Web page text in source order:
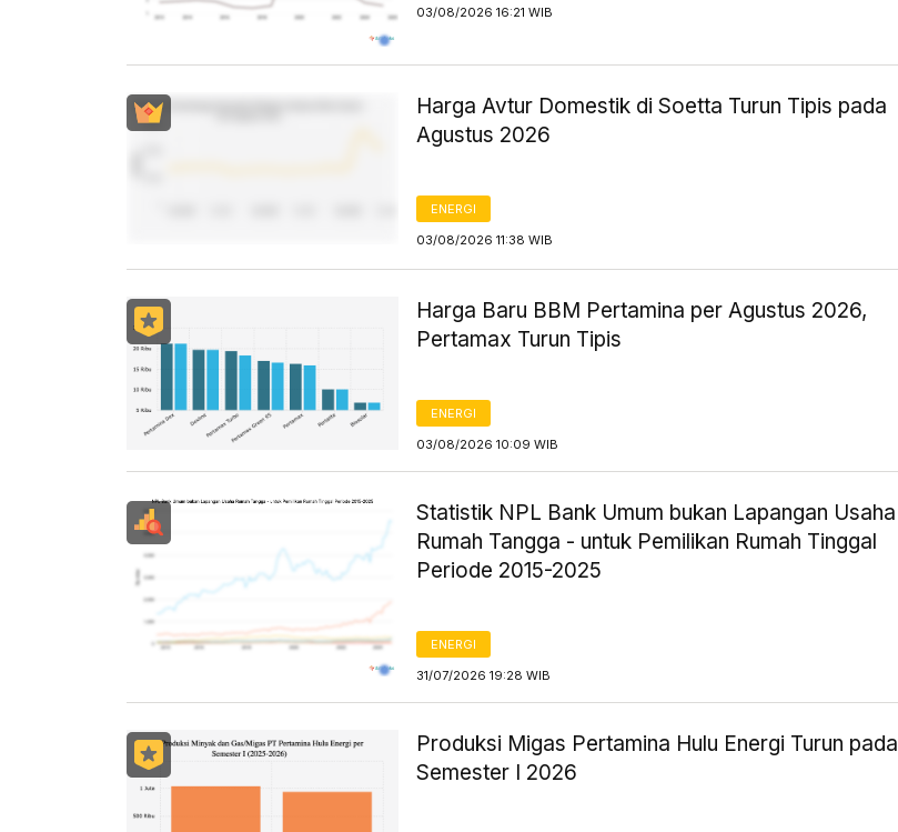
03/08/2026 16:21 WIB
Harga Avtur Domestik di Soetta Turun Tipis pada
Agustus 2026
ENERGI
03/08/2026 11:38 WIB
Harga Baru BBM Pertamina per Agustus 2026,
Pertamax Turun Tipis
ENERGI
03/08/2026 10:09 WIB
Statistik NPL Bank Umum bukan Lapangan Usaha
Rumah Tangga - untuk Pemilikan Rumah Tinggal
Periode 2015-2025
ENERGI
31/07/2026 19:28 WIB
Produksi Migas Pertamina Hulu Energi Turun pada
Semester I 2026